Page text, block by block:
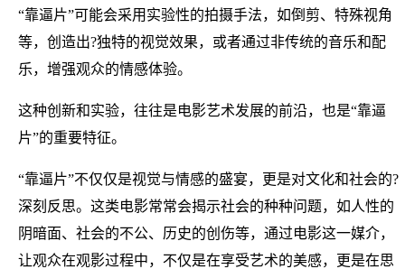
“靠逼片”可能会采用实验性的拍摄手法，如倒剪、特殊视角
等，创造出?独特的视觉效果，或者通过非传统的音乐和配
乐，增强观众的情感体验。
这种创新和实验，往往是电影艺术发展的前沿，也是“靠逼
片”的重要特征。
“靠逼片”不仅仅是视觉与情感的盛宴，更是对文化和社会的?
深刻反思。这类电影常常会揭示社会的种种问题，如人性的
阴暗面、社会的不公、历史的创伤等，通过电影这一媒介，
让观众在观影过程中，不仅是在享受艺术的美感，更是在思